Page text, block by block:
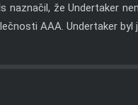
naznačil, že Undertaker
AAA. Undertaker